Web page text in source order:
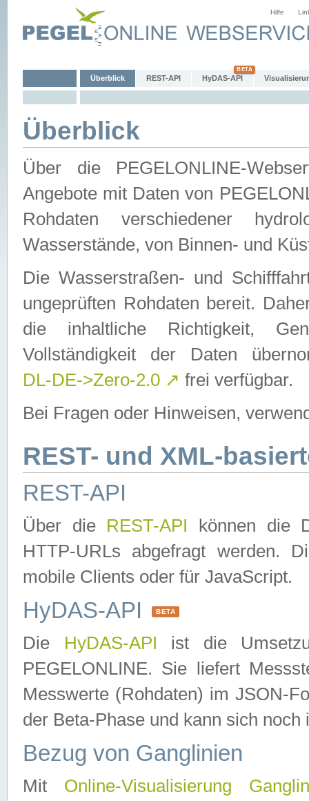
Hilfe
Überblick REST-API HyDAS-API
Überblick
Über die PEGELONLINE-
Angebote mit Daten von
Rohdaten verschiedener
Wasserstände, von Binnen- und
Die Wasserstraßen- und
ungeprüften Rohdaten bereit.
die inhaltliche Richtigkeit,
Vollständigkeit der Daten
DL-DE->Zero-2.0 ↗ frei verfügbar.
Bei Fragen oder Hinweisen,
REST- und XML-
REST-API
Über die REST-API können die
HTTP-URLs abgefragt werden.
mobile Clients oder für JavaScript.
HyDAS-API BETA
Die HyDAS-API ist die
PEGELONLINE. Sie liefert
Messwerte (Rohdaten) im JSON-
der Beta-Phase und kann sich noch
Bezug von Ganglinien
Mit Online-Visualisierung